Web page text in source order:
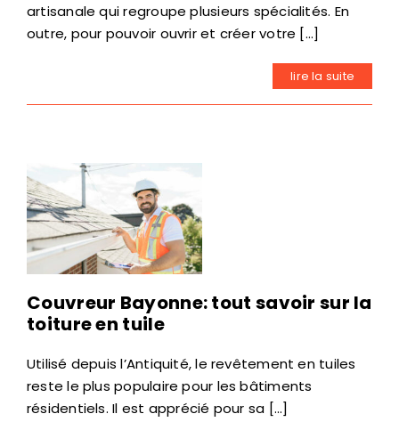
artisanale qui regroupe plusieurs spécialités. En
outre, pour pouvoir ouvrir et créer votre [...]
lire la suite
Couvreur Bayonne: tout savoir sur la
toiture en tuile
Utilisé depuis l’Antiquité, le revêtement en tuiles
reste le plus populaire pour les bâtiments
résidentiels. Il est apprécié pour sa [...]